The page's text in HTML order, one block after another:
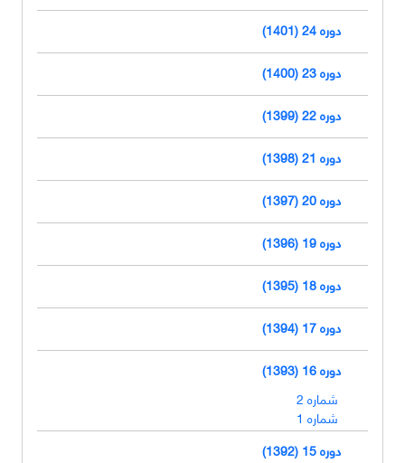
دوره 24 (1401)
دوره 23 (1400)
دوره 22 (1399)
دوره 21 (1398)
دوره 20 (1397)
دوره 19 (1396)
دوره 18 (1395)
دوره 17 (1394)
دوره 16 (1393)
شماره 2
شماره 1
دوره 15 (1392)